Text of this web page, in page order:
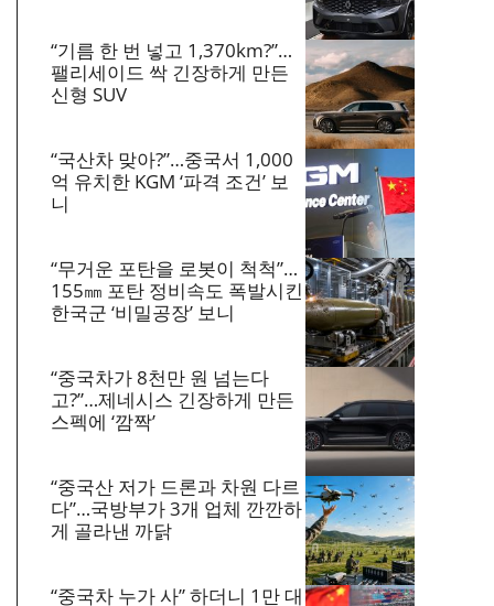
“기름 한 번 넣고 1,370km?”…
팰리세이드 싹 긴장하게 만든
신형 SUV
“국산차 맞아?”…중국서 1,000
억 유치한 KGM ‘파격 조건’ 보
니
“무거운 포탄을 로봇이 척척”…
155㎜ 포탄 정비속도 폭발시킨
한국군 ‘비밀공장’ 보니
“중국차가 8천만 원 넘는다
고?”…제네시스 긴장하게 만든
스펙에 ‘깜짝’
“중국산 저가 드론과 차원 다르
다”…국방부가 3개 업체 깐깐하
게 골라낸 까닭
“중국차 누가 사” 하더니 1만 대